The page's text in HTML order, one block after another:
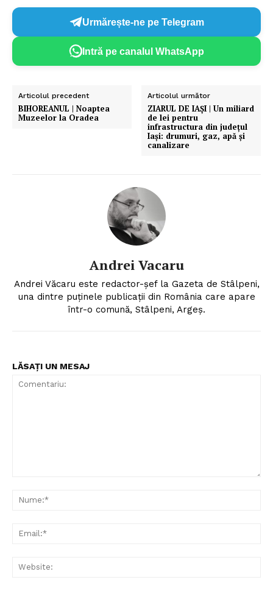
Urmărește-ne pe Telegram
Intră pe canalul WhatsApp
Articolul precedent
BIHOREANUL | Noaptea
Muzeelor la Oradea
Articolul următor
ZIARUL DE IAȘI | Un miliard
de lei pentru
infrastructura din județul
Iași: drumuri, gaz, apă și
canalizare
Andrei Vacaru
Andrei Văcaru este redactor-șef la Gazeta de Stâlpeni,
una dintre puținele publicații din România care apare
într-o comună, Stâlpeni, Argeș.
LĂSAȚI UN MESAJ